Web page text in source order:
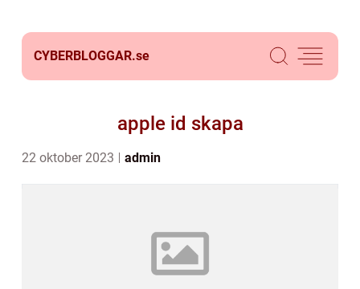
CYBERBLOGGAR.se
apple id skapa
22 oktober 2023 admin